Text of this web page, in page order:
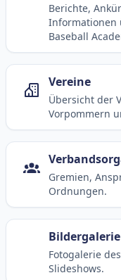
Berichte,
Informationen
Baseball
Vereine
Übersicht der
Vorpommern
Gremien,
Ordnungen.
Bildergalerie
Fotogalerie
Slideshows.